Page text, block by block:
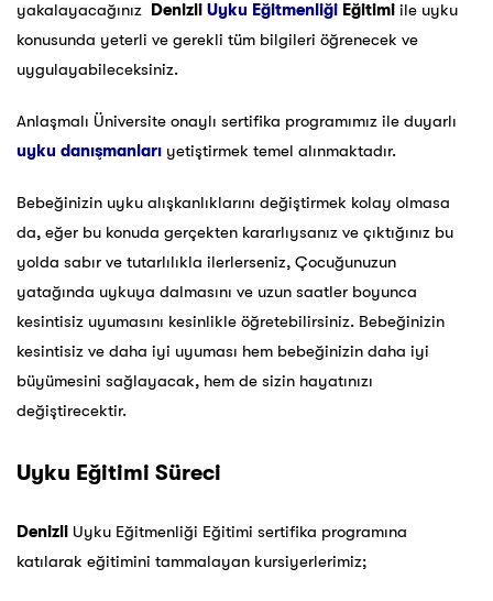
yakalayacağınız Denizli Uyku Eğitmenliği Eğitimi ile uyku
konusunda yeterli ve gerekli tüm bilgileri öğrenecek ve
uygulayabileceksiniz.
Anlaşmalı Üniversite onaylı sertifika programımız ile duyarlı
uyku danışmanları yetiştirmek temel alınmaktadır.
Bebeğinizin uyku alışkanlıklarını değiştirmek kolay olmasa
da, eğer bu konuda gerçekten kararlıysanız ve çıktığınız bu
yolda sabır ve tutarlılıkla ilerlerseniz, Çocuğunuzun
yatağında uykuya dalmasını ve uzun saatler boyunca
kesintisiz uyumasını kesinlikle öğretebilirsiniz. Bebeğinizin
kesintisiz ve daha iyi uyuması hem bebeğinizin daha iyi
büyümesini sağlayacak, hem de sizin hayatınızı
değiştirecektir.
Uyku Eğitimi Süreci
Denizli Uyku Eğitmenliği Eğitimi sertifika programına
katılarak eğitimini tammalayan kursiyerlerimiz;